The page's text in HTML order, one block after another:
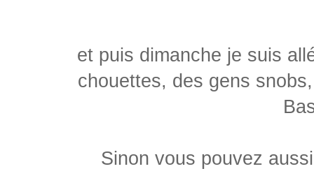
et puis dimanche je suis
chouettes, des gens
Sinon vous pouvez